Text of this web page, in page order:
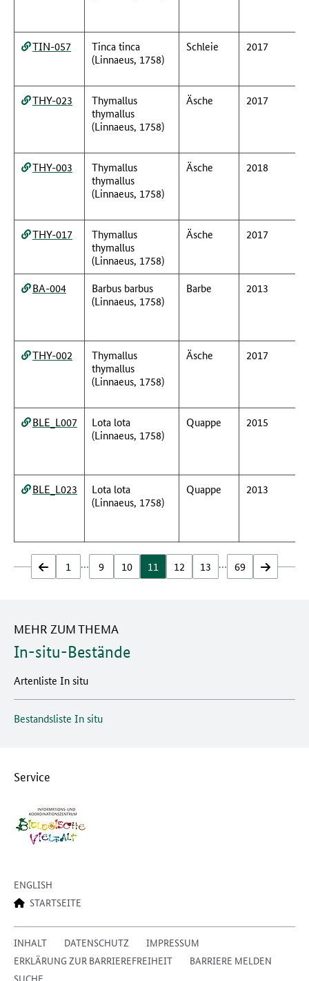
TIN-057
Tinca tinca
(Linnaeus, 1758)
Schleie 2017
THY-023
Thymallus
thymallus
(Linnaeus, 1758)
Äsche 2017
THY-003
Thymallus
thymallus
(Linnaeus, 1758)
Äsche 2018
THY-017
Thymallus
thymallus
(Linnaeus, 1758)
Äsche 2017
BA-004
Barbus barbus
(Linnaeus, 1758)
Barbe 2013
THY-002
Thymallus
thymallus
(Linnaeus, 1758)
Äsche 2017
BLE_L007
Lota lota
(Linnaeus, 1758)
Quappe 2015
BLE_L023
Lota lota
(Linnaeus, 1758)
Quappe 2013
zurück
1 … 9 10 11 12 13 … 69 vor
MEHR ZUM THEMA
In-situ-Bestände
Artenliste In situ
Bestandsliste In situ
Service
ENGLISH
STARTSEITE
INHALT DATENSCHUTZ
IMPRESSUM
ERKLÄRUNG ZUR BARRIEREFREIHEIT
BARRIERE MELDEN
SUCHE